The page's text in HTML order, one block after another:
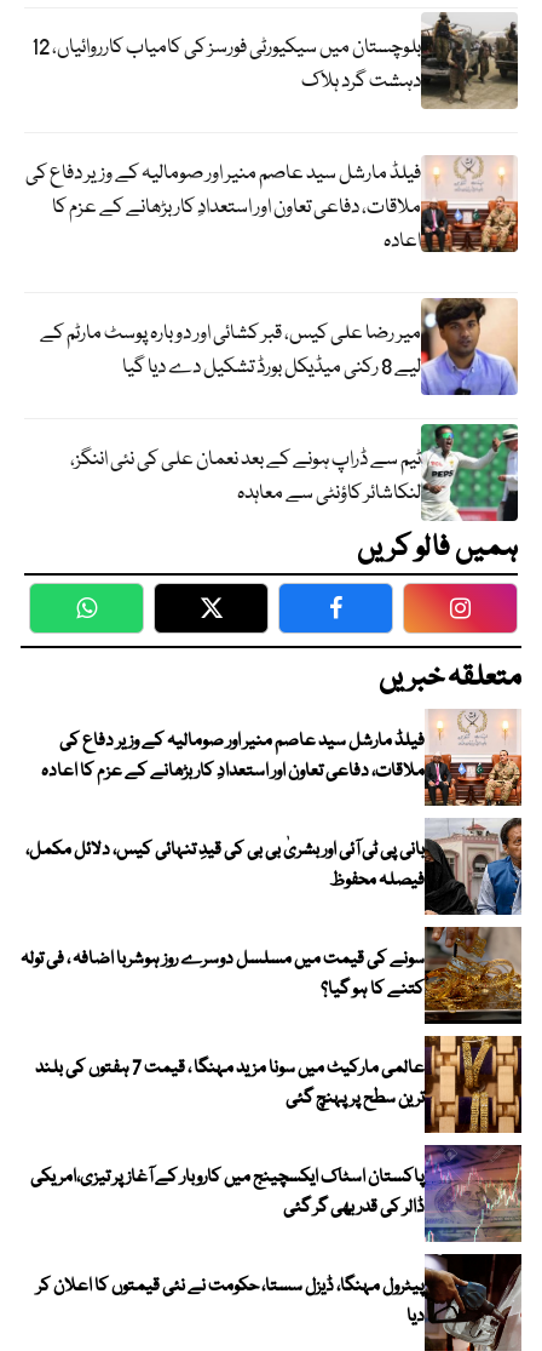
بلوچستان میں سیکیورٹی فورسز کی کامیاب کارروائیاں، 12
دہشت گرد ہلاک
فیلڈ مارشل سید عاصم منیر اور صومالیہ کے وزیر دفاع کی
ملاقات، دفاعی تعاون اور استعدادِ کار بڑھانے کے عزم کا
اعادہ
میر رضا علی کیس، قبر کشائی اور دوبارہ پوسٹ مارٹم کے
لیے 8 رکنی میڈیکل بورڈ تشکیل دے دیا گیا
ٹیم سے ڈراپ ہونے کے بعد نعمان علی کی نئی اننگز،
لنکاشائر کاؤنٹی سے معاہدہ
ہمیں فالو کریں
WhatsApp Twitter Facebook
متعلقہ خبریں
فیلڈ مارشل سید عاصم منیر اور صومالیہ کے وزیر دفاع کی
ملاقات، دفاعی تعاون اور استعدادِ کار بڑھانے کے عزم کا اعادہ
بانی پی ٹی آئی اور بشریٰ بی بی کی قیدِ تنہائی کیس، دلائل مکمل،
فیصلہ محفوظ
سونے کی قیمت میں مسلسل دوسرے روز ہوشربا اضافہ ، فی تولہ
کتنے کا ہو گیا؟
عالمی مارکیٹ میں سونا مزید مہنگا ، قیمت 7 ہفتوں کی بلند
ترین سطح پر پہنچ گئی
پاکستان اسٹاک ایکسچینج میں کاروبار کے آغاز پر تیزی،امریکی
ڈالر کی قدر بھی گر گئی
پیٹرول مہنگا، ڈیزل سستا، حکومت نے نئی قیمتوں کا اعلان کر
دیا